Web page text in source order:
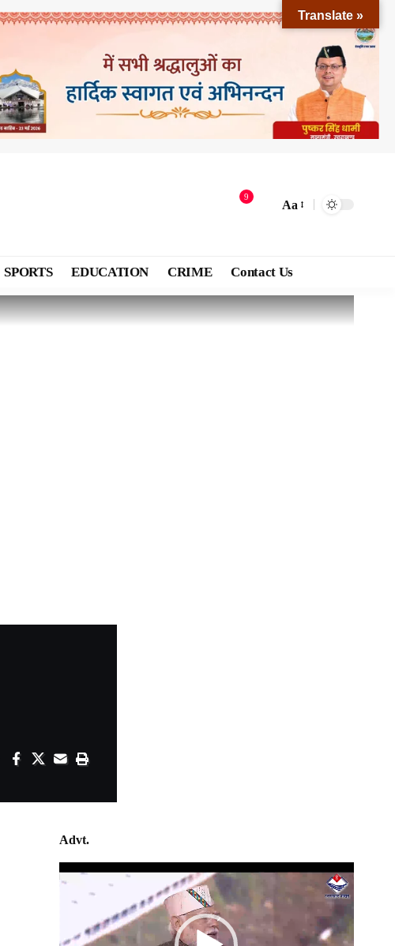
9
Aa
SPORTS EDUCATION CRIME Contact Us
Advt.
Video
Translate »